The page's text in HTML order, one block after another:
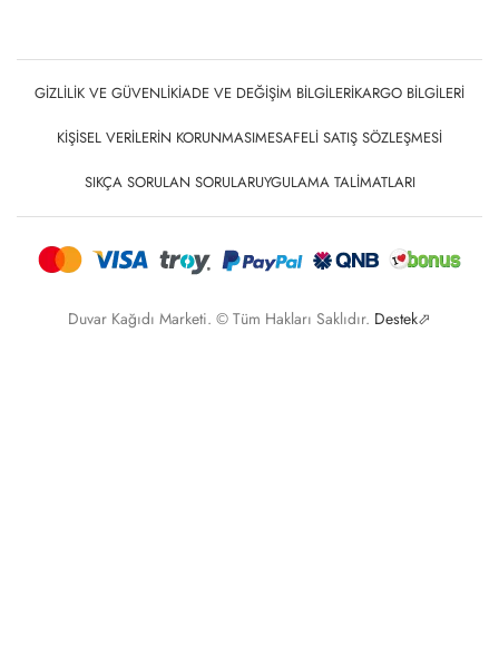
GIZLILIK VE GÜVENLIKİADE VE DEĞIŞIM BILGILERIKARGO BILGILERI
KIŞISEL VERILERIN KORUNMASIMESAFELI SATIŞ SÖZLEŞMESI
SIKÇA SORULAN SORULARUYGULAMA TALIMATLARI
Duvar Kağıdı Marketi. © Tüm Hakları Saklıdır. Destek⬀